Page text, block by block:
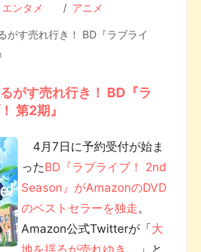
エンタメ アニメ
がす売れ行き！ BD『ラブライ
がす売れ行き！ BD『ラ
第2期』
4月7日に予約受付が始ま
ったBD『ラブライブ！ 2nd
Season』がAmazonのDVD
のベストセラーを独走。
Amazon公式Twitterが「大
地を揺るが売れゆき… 」と